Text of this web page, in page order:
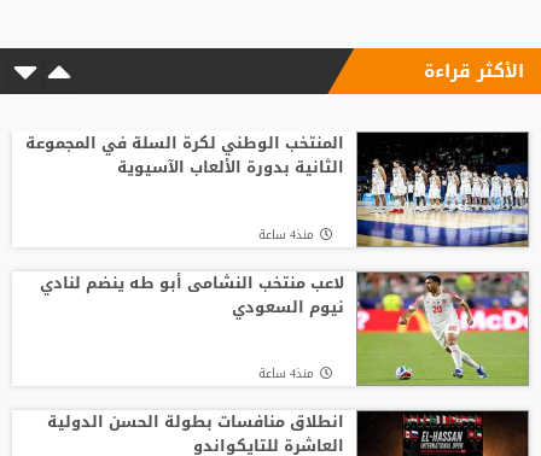
الأكثر قراءة
المنتخب الوطني لكرة السلة في المجموعة
الثانية بدورة الألعاب الآسيوية
منذ4 ساعة
لاعب منتخب النشامى أبو طه ينضم لنادي
نيوم السعودي
منذ4 ساعة
انطلاق منافسات بطولة الحسن الدولية
العاشرة للتايكواندو